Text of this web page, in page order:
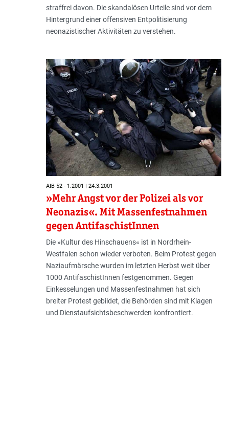
straffrei davon. Die skandalösen Urteile sind vor dem
Hintergrund einer offensiven Entpolitisierung
neonazistischer Aktivitäten zu verstehen.
AIB 52 - 1.2001 | 24.3.2001
»Mehr Angst vor der Polizei als vor
Neonazis«. Mit Massenfestnahmen
gegen AntifaschistInnen
Die »Kultur des Hinschauens« ist in Nordrhein-
Westfalen schon wieder verboten. Beim Protest gegen
Naziaufmärsche wurden im letzten Herbst weit über
1000 AntifaschistInnen festgenommen. Gegen
Einkesselungen und Massenfestnahmen hat sich
breiter Protest gebildet, die Behörden sind mit Klagen
und Dienstaufsichtsbeschwerden konfrontiert.